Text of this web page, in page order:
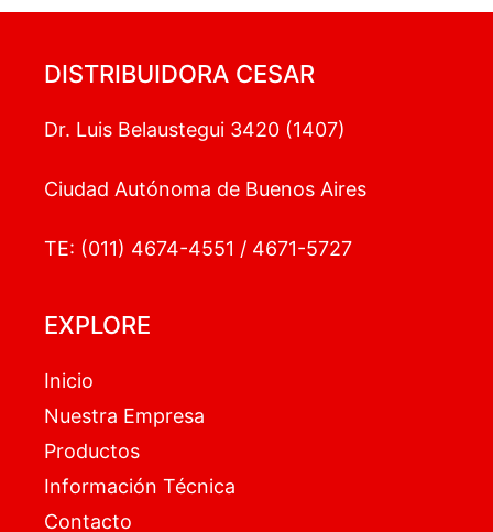
DISTRIBUIDORA CESAR
Dr. Luis Belaustegui 3420 (1407)
Ciudad Autónoma de Buenos Aires
TE: (011) 4674-4551 / 4671-5727
EXPLORE
Inicio
Nuestra Empresa
Productos
Información Técnica
Contacto